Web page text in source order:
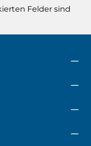
Felder sind